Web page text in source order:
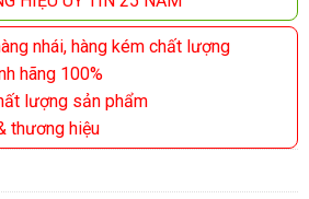
nhái, hàng kém chất lượng
hãng 100%
lượng sản phẩm
thương hiệu